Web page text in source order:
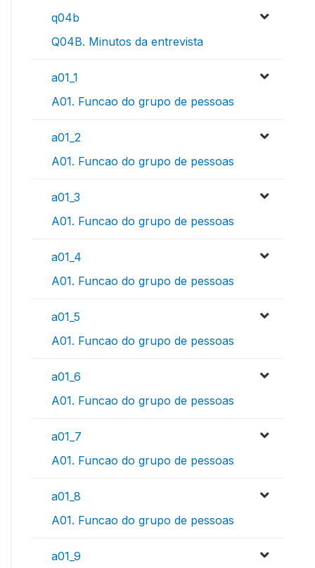
q04b
Q04B. Minutos da entrevista
a01_1
A01. Funcao do grupo de pessoas
a01_2
A01. Funcao do grupo de pessoas
a01_3
A01. Funcao do grupo de pessoas
a01_4
A01. Funcao do grupo de pessoas
a01_5
A01. Funcao do grupo de pessoas
a01_6
A01. Funcao do grupo de pessoas
a01_7
A01. Funcao do grupo de pessoas
a01_8
A01. Funcao do grupo de pessoas
a01_9